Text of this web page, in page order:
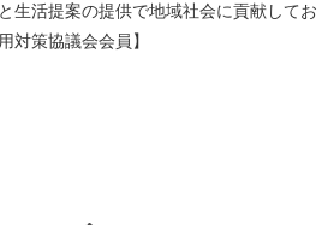
生活提案の提供で地域社会に貢献してお
策協議会会員】